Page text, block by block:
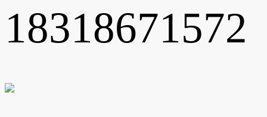
18318671572